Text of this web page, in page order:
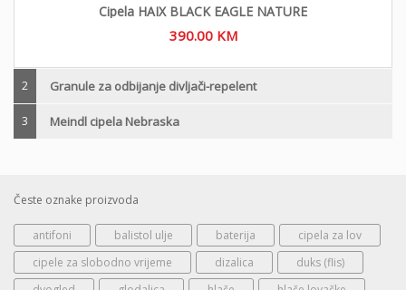
Cipela HAIX BLACK EAGLE NATURE
390.00 KM
2 Granule za odbijanje divljači-repelent
3 Meindl cipela Nebraska
Česte oznake proizvoda
antifoni balistol ulje baterija
cipela za lov
cipele za slobodno vrijeme
dizalica
duks (flis)